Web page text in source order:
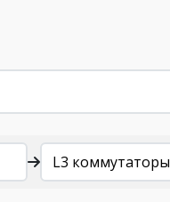
L3 коммутаторы